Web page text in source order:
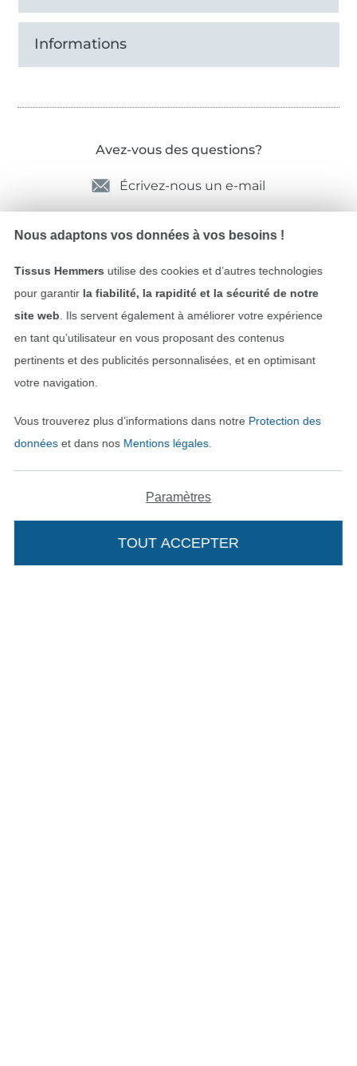
Informations
Avez-vous des questions?
Écrivez-nous un e-mail
Payer avec
Nous adaptons vos données à vos besoins !
Tissus Hemmers utilise des cookies et d’autres technologies
pour garantir la fiabilité, la rapidité et la sécurité de notre
site web . Ils servent également à améliorer votre expérience
en tant qu’utilisateur en vous proposant des contenus
pertinents et des publicités personnalisées, et en optimisant
votre navigation.
Vous trouverez plus d’informations dans notre Protection des
donnéeset dans nos Mentions légales.
Paramètres
TOUT ACCEPTER